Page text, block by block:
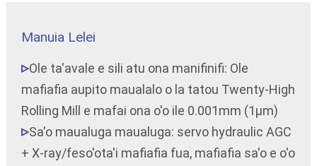
Manuia Lelei
Ole ta'avale e sili atu ona manifinifi: Ole
mafiafia aupito maualalo o la tatou Twenty-High
Rolling Mill e mafai ona o'o ile 0.001mm (1μm)
Sa'o maualuga maualuga: servo hydraulic AGC
+ X-ray/feso'ota'i mafiafia fua, mafiafia sa'o e o'o